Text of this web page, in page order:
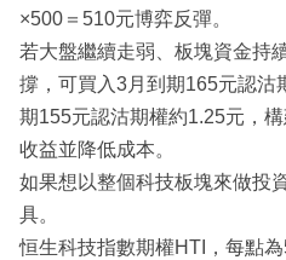
×500＝510元博弈反彈。
若大盤繼續走弱、板塊資金持
撐，可買入3月到期165元認沽
期155元認沽期權約1.25元，
收益並降低成本。
如果想以整個科技板塊來做投
具。
恒生科技指數期權HTI，每點